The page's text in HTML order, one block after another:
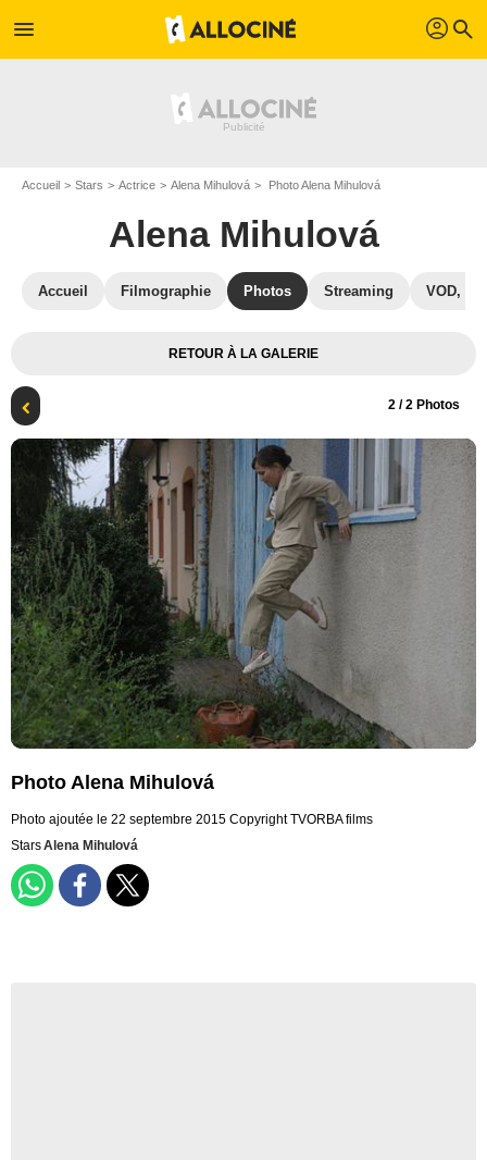
menu profil search
Accueil Stars Actrice Alena Mihulová Photo Alena Mihulová
Alena Mihulová
Accueil Filmographie Photos Streaming VOD,
RETOUR À LA GALERIE
2 / 2 Photos
Photo Alena Mihulová
Photo ajoutée le 22 septembre 2015 Copyright TVORBA films
StarsAlena Mihulová